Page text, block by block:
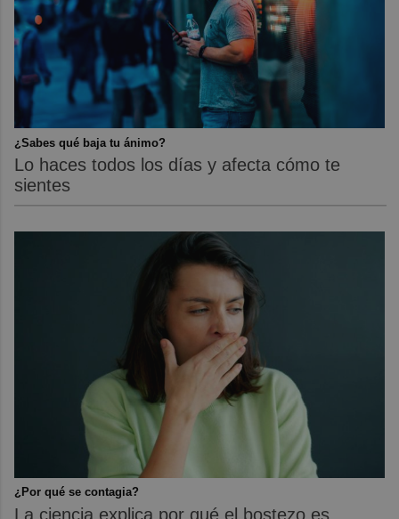
¿Sabes qué baja tu ánimo?
Lo haces todos los días y afecta cómo te
sientes
¿Por qué se contagia?
La ciencia explica por qué el bostezo es